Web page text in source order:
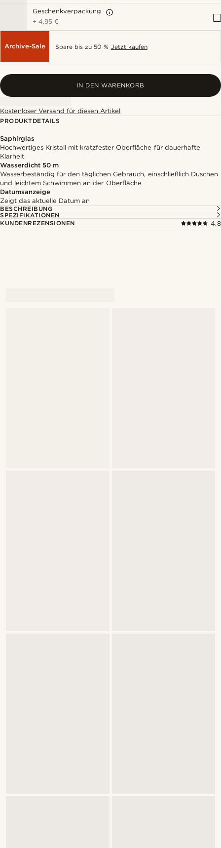
Geschenkverpackung
+4,95 €
Archive-Sale Spare bis zu 50 % Jetzt kaufen
IN DEN WARENKORB
Kostenloser Versand für diesen Artikel
PRODUKTDETAILS
Saphirglas
Hochwertiges Kristall mit kratzfester Oberfläche für dauerhafte
Klarheit
Wasserdicht 50 m
Wasserbeständig für den täglichen Gebrauch, einschließlich Duschen
und leichtem Schwimmen an der Oberfläche
Datumsanzeige
Zeigt das aktuelle Datum an
BESCHREIBUNG
SPEZIFIKATIONEN
KUNDENREZENSIONEN
4.8